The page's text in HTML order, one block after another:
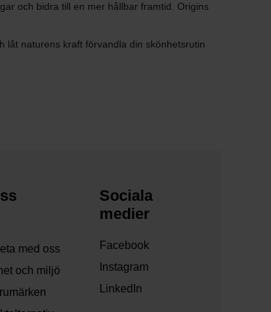
och bidra till en mer hållbar framtid. Origins
låt naturens kraft förvandla din skönhetsrutin
med oss
och miljö
Sociala
medier
Facebook
Instagram
LinkedIn